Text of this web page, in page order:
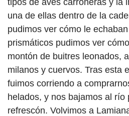
tipos de aves carroñeras y la
una de ellas dentro de la
pudimos ver cómo le
prismáticos pudimos ver
montón de buitres leonados,
milanos y cuervos. Tras esta
fuimos corriendo a
helados, y nos bajamos al río
refrescón. Volvimos a